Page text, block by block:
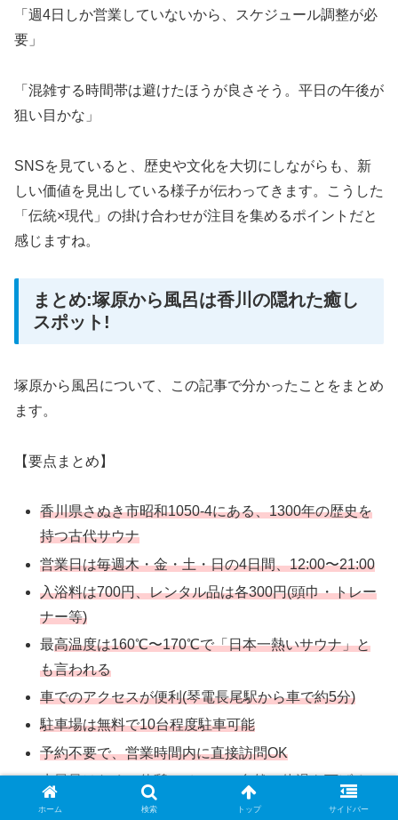
「週4日しか営業していないから、スケジュール調整が必
要」
「混雑する時間帯は避けたほうが良さそう。平日の午後が
狙い目かな」
SNSを見ていると、歴史や文化を大切にしながらも、新
しい価値を見出している様子が伝わってきます。こうした
「伝統×現代」の掛け合わせが注目を集めるポイントだと
感じますね。
まとめ:塚原から風呂は香川の隠れた癒し
スポット!
塚原から風呂について、この記事で分かったことをまとめ
ます。
【要点まとめ】
香川県さぬき市昭和1050-4にある、1300年の歴史を
持つ古代サウナ
営業日は毎週木・金・土・日の4日間、12:00〜21:00
入浴料は700円、レンタル品は各300円(頭巾・トレー
ナー等)
最高温度は160℃〜170℃で「日本一熱いサウナ」と
も言われる
車でのアクセスが便利(琴電長尾駅から車で約5分)
駐車場は無料で10台程度駐車可能
予約不要で、営業時間内に直接訪問OK
水風呂はなく、休憩スペースで自然に体温を下げる
スタイル
ホーム 検索 トップ サイドバー